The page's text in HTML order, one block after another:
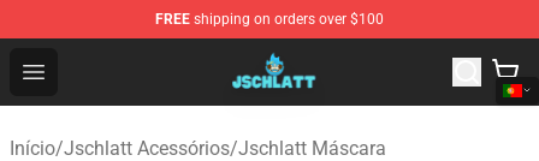
FREE shipping on orders over $100
Open menu
Jschlatt Store - Official Jschlatt Merchandise Shop
Início/Jschlatt Acessórios/Jschlatt Máscara